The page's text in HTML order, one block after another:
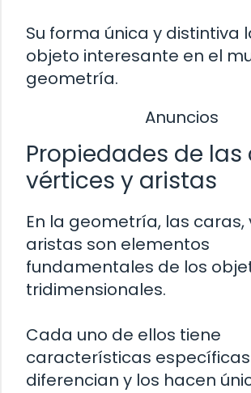
Su forma única y distintiva
objeto interesante en el
geometría.
Anuncios
Propiedades de las
vértices y aristas
En la geometría, las caras,
aristas son elementos
fundamentales de los
tridimensionales.
Cada uno de ellos tiene
características
diferencian y los hacen